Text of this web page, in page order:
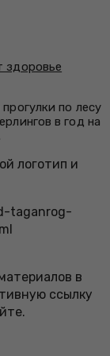
здоровье
по лесу
в год на
логотип и
taganrog-
в
ссылку